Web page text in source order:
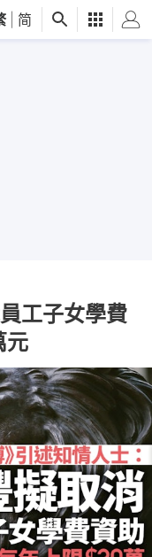
简
工子女學費
元